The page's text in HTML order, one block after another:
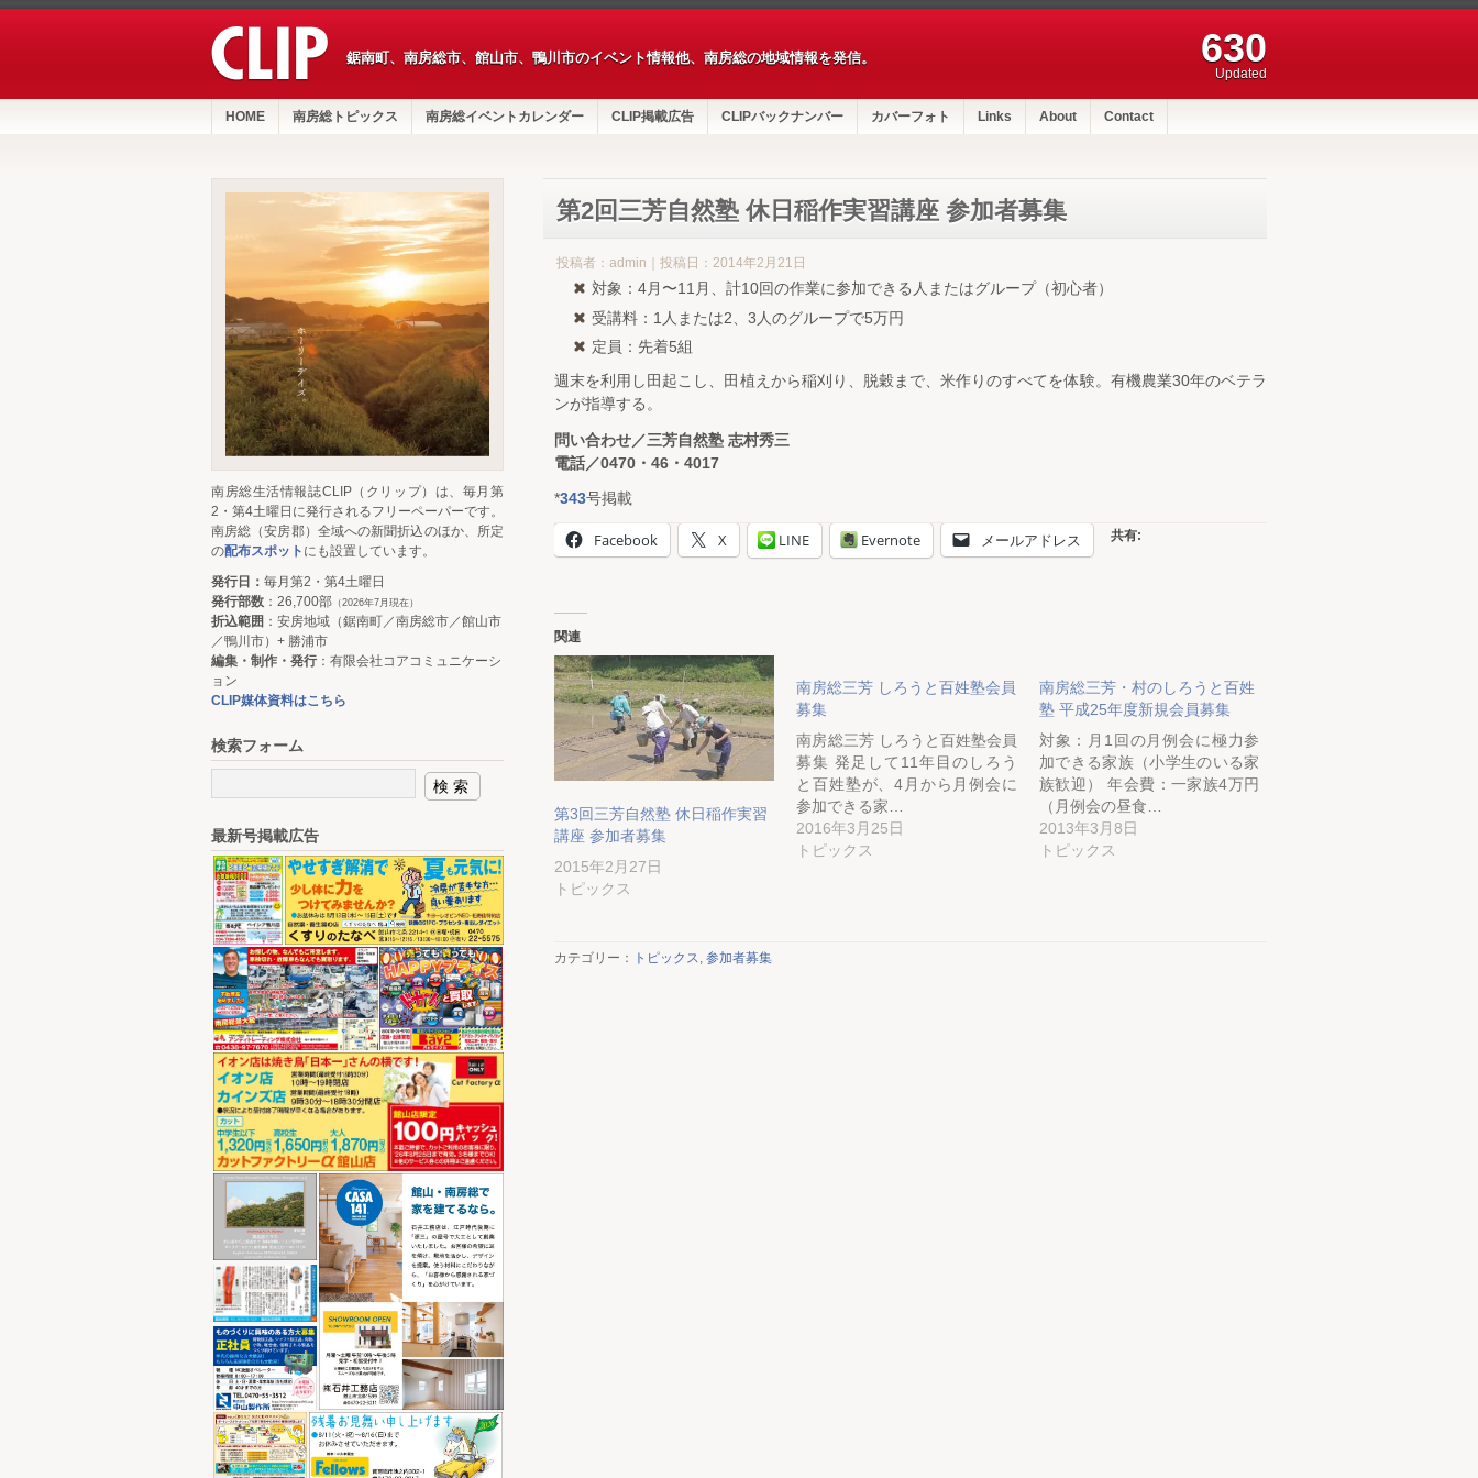
鋸南町、南房総市、館山市、鴨川市のイベント情報他、南房総の地域情報を発信。 630
Updated
HOME 南房総トピックス 南房総イベントカレンダー CLIP掲載広告 CLIPバックナンバー カバーフォト Links About Contact
第2回三芳自然塾 休日稲作実習講座 参加者募集
投稿者：admin｜投稿日：2014年2月21日
対象：4月〜11月、計10回の作業に参加できる人またはグループ（初心者）
受講料：1人または2、3人のグループで5万円
定員：先着5組
週末を利用し田起こし、田植えから稲刈り、脱穀まで、米作りのすべてを体験。有機農業30年のベテラ
ンが指導する。
問い合わせ／三芳自然塾 志村秀三
電話／0470・46・4017
*343号掲載
共有:
Facebook X LINE Evernote メールアドレス
関連
第3回三芳自然塾 休日稲作実習
講座 参加者募集
2015年2月27日
トピックス
南房総三芳 しろうと百姓塾会員
募集
南房総三芳 しろうと百姓塾会員
募集 発足して11年目のしろう
と百姓塾が、4月から月例会に
参加できる家…
2016年3月25日
トピックス
南房総三芳・村のしろうと百姓
塾 平成25年度新規会員募集
対象：月1回の月例会に極力参
加できる家族（小学生のいる家
族歓迎） 年会費：一家族4万円
（月例会の昼食…
2013年3月8日
トピックス
カテゴリー： トピックス, 参加者募集
南房総生活情報誌CLIP（クリップ）は、毎月第
2・第4土曜日に発行されるフリーペーパーです。
南房総（安房郡）全域への新聞折込のほか、所定
の配布スポット にも設置しています。
発行日： 毎月第2・第4土曜日
発行部数 ：26,700部 （2026年7月現在）
折込範囲 ：安房地域（鋸南町／南房総市／館山市
／鴨川市）+ 勝浦市
編集・制作・発行：有限会社コアコミュニケーシ
ョン
CLIP媒体資料はこちら
検索フォーム
最新号掲載広告